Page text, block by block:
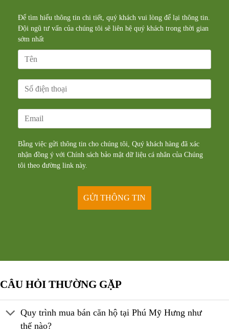
Để tìm hiểu thông tin chi tiết, quý khách vui lòng để lại thông tin.
Đội ngũ tư vấn của chúng tôi sẽ liên hệ quý khách trong thời gian
sớm nhất
Bằng việc gửi thông tin cho chúng tôi, Quý khách hàng đã xác
nhận đồng ý với Chính sách bảo mật dữ liệu cá nhân của Chúng
tôi theo đường link này.
CÂU HỎI THƯỜNG GẶP
Quy trình mua bán căn hộ tại Phú Mỹ Hưng như
thế nào?